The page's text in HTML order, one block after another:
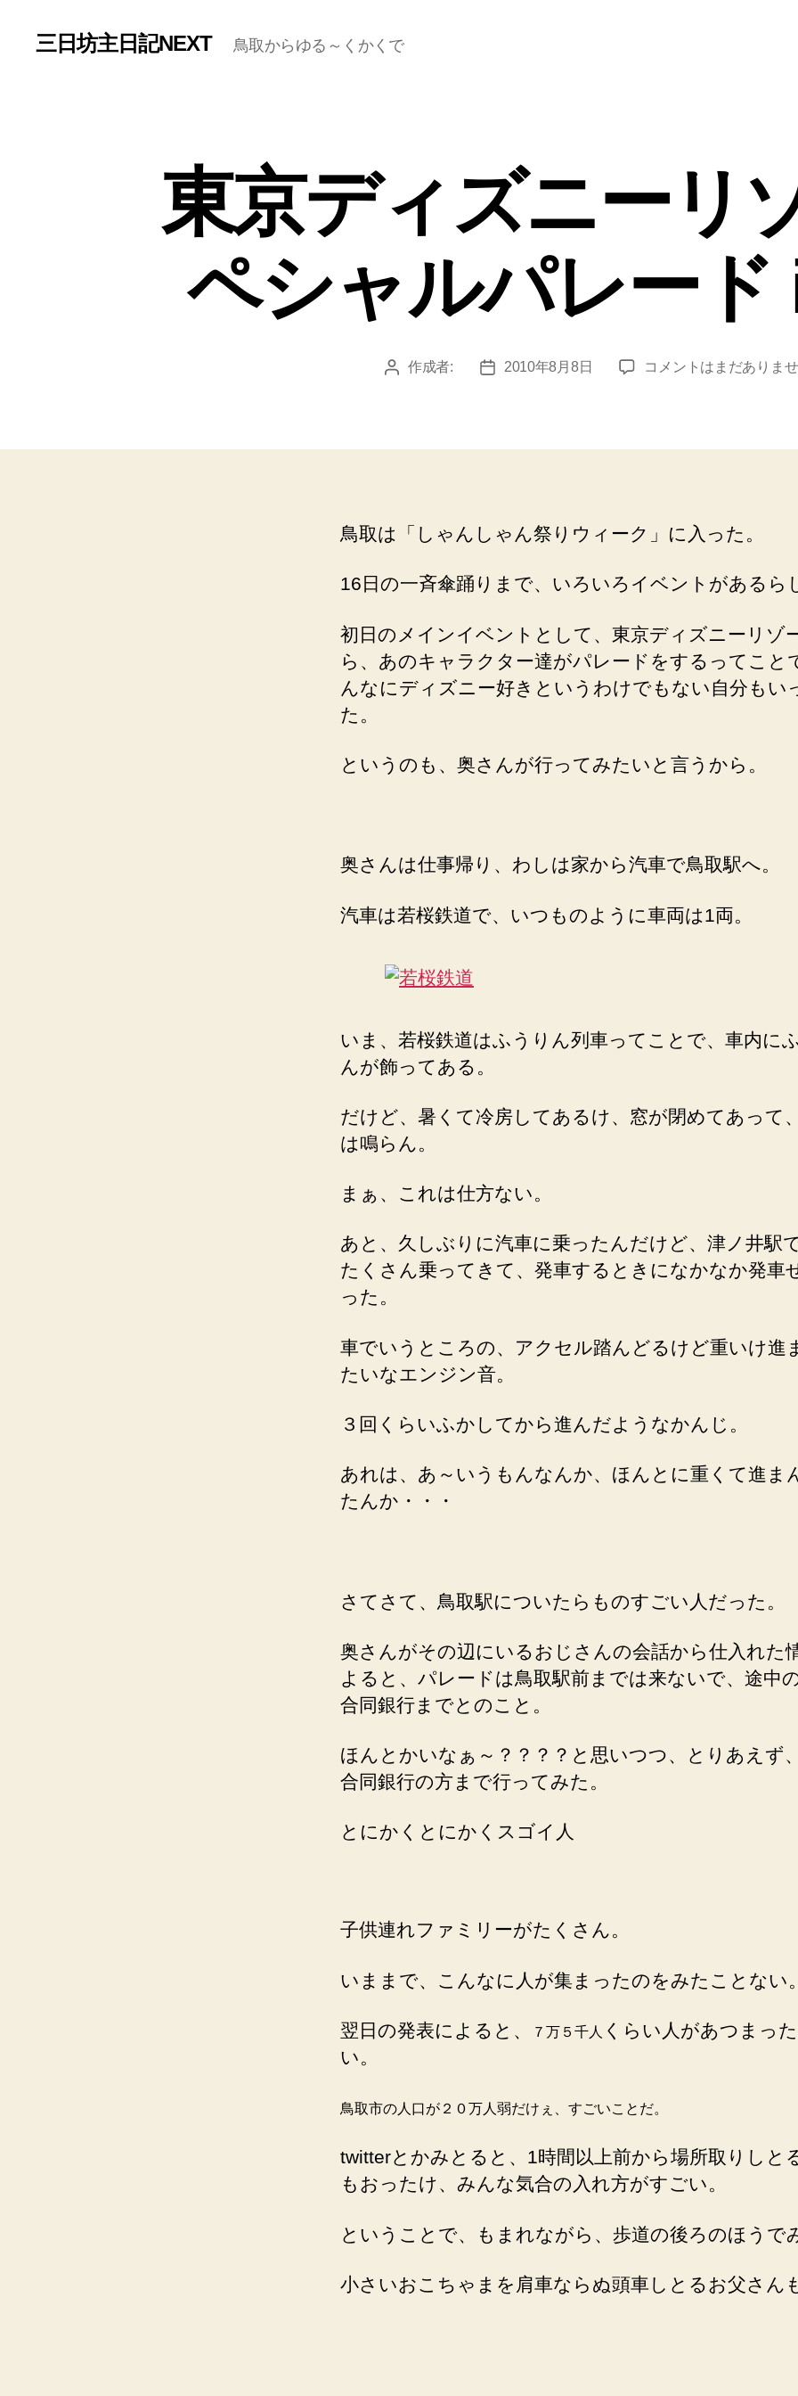
三日坊主日記NEXT 鳥取からゆる～くかくで
東京ディズニーリ
ペシャルパレード
投 作成者:
投
2010年8月8日
東
ズ
ゾ
ト
シ
ャ
ル
ド
へ
コメントはまだありま
鳥取は「しゃんしゃん祭りウィーク」に入った。
16日の一斉傘踊りまで、いろいろイベントがあるら
初日のメインイベントとして、東京ディズニーリゾ
ら、あのキャラクター達がパレードをするってこと
んなにディズニー好きというわけでもない自分もい
た。
というのも、奥さんが行ってみたいと言うから。
奥さんは仕事帰り、わしは家から汽車で鳥取駅へ。
汽車は若桜鉄道で、いつものように車両は1両。
いま、若桜鉄道はふうりん列車ってことで、車内に
んが飾ってある。
だけど、暑くて冷房してあるけ、窓が閉めてあって
は鳴らん。
まぁ、これは仕方ない。
あと、久しぶりに汽車に乗ったんだけど、津ノ井駅
たくさん乗ってきて、発車するときになかなか発車
った。
車でいうところの、アクセル踏んどるけど重いけ進
たいなエンジン音。
３回くらいふかしてから進んだようなかんじ。
あれは、あ～いうもんなんか、ほんとに重くて進ま
たんか・・・
さてさて、鳥取駅についたらものすごい人だった。
奥さんがその辺にいるおじさんの会話から仕入れた
よると、パレードは鳥取駅前までは来ないで、途中
合同銀行までとのこと。
ほんとかいなぁ～？？？？と思いつつ、とりあえず
合同銀行の方まで行ってみた。
とにかくとにかくスゴイ人
子供連れファミリーがたくさん。
いままで、こんなに人が集まったのをみたことない。
翌日の発表によると、 ７万５千人 くらい人があつまっ
い。
鳥取市の人口が２０万人弱だけぇ、すごいことだ。
twitterとかみとると、1時間以上前から場所取りしと
もおったけ、みんな気合の入れ方がすごい。
ということで、もまれながら、歩道の後ろのほうで
小さいおこちゃまを肩車ならぬ頭車しとるお父さん